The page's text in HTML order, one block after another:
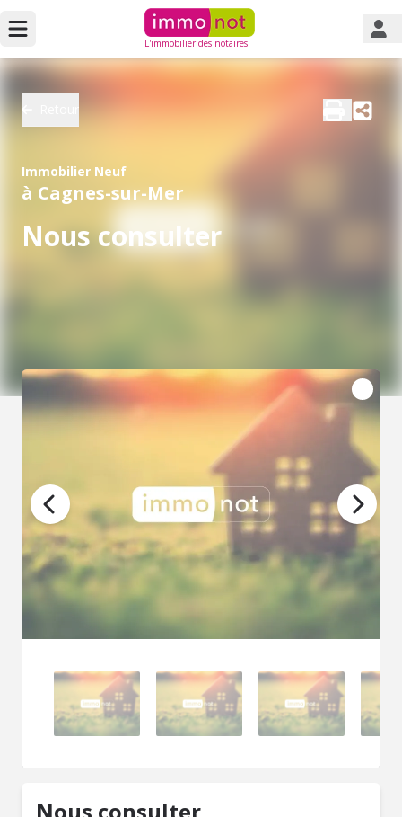
L'immobilier des notaires
Immobilier Neuf
à Cagnes-sur-Mer
Nous consulter